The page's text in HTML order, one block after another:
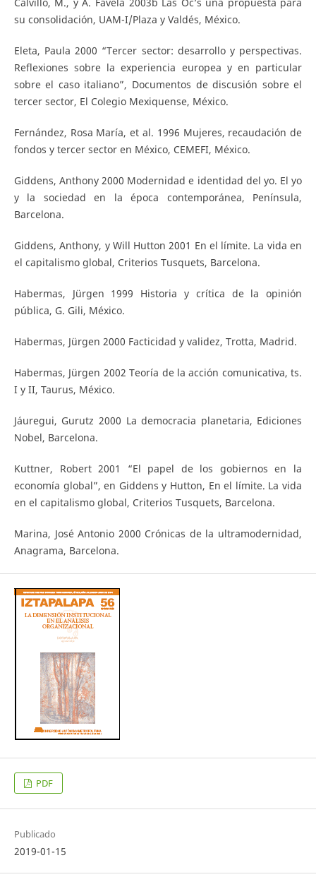
su consolidación, UAM-I/Plaza y Valdés, México.
Eleta, Paula 2000 “Tercer sector: desarrollo y perspectivas.
Reflexiones sobre la experiencia europea y en particular
sobre el caso italiano”, Documentos de discusión sobre el
tercer sector, El Colegio Mexiquense, México.
Fernández, Rosa María, et al. 1996 Mujeres, recaudación de
fondos y tercer sector en México, CEMEFI, México.
Giddens, Anthony 2000 Modernidad e identidad del yo. El yo
y la sociedad en la época contemporánea, Península,
Barcelona.
Giddens, Anthony, y Will Hutton 2001 En el límite. La vida en
el capitalismo global, Criterios Tusquets, Barcelona.
Habermas, Jürgen 1999 Historia y crítica de la opinión
pública, G. Gili, México.
Habermas, Jürgen 2000 Facticidad y validez, Trotta, Madrid.
Habermas, Jürgen 2002 Teoría de la acción comunicativa, ts.
I y II, Taurus, México.
Jáuregui, Gurutz 2000 La democracia planetaria, Ediciones
Nobel, Barcelona.
Kuttner, Robert 2001 “El papel de los gobiernos en la
economía global”, en Giddens y Hutton, En el límite. La vida
en el capitalismo global, Criterios Tusquets, Barcelona.
Marina, José Antonio 2000 Crónicas de la ultramodernidad,
Anagrama, Barcelona.
PDF
Publicado
2019-01-15